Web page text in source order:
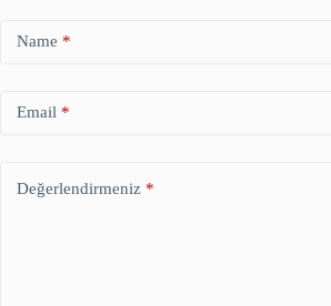
Name *
Email *
Değerlendirmeniz *